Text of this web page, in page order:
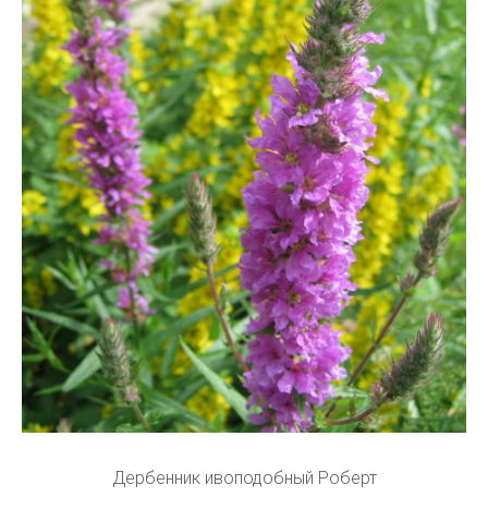
Дербенник ивоподобный Роберт